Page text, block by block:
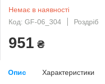
Немає в наявності
Код: GF-06_304
Роздріб
951 ₴
Опис Характеристики